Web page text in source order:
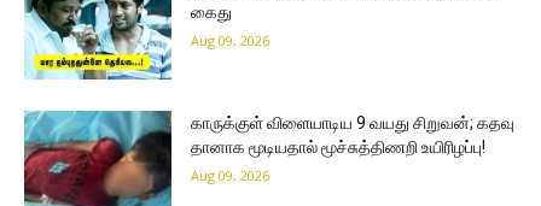
கைது
Aug 09, 2026
காருக்குள் விளையாடிய 9 வயது சிறுவன்; கதவு
தானாக மூடியதால் மூச்சுத்திணறி உயிரிழப்பு!
Aug 09, 2026